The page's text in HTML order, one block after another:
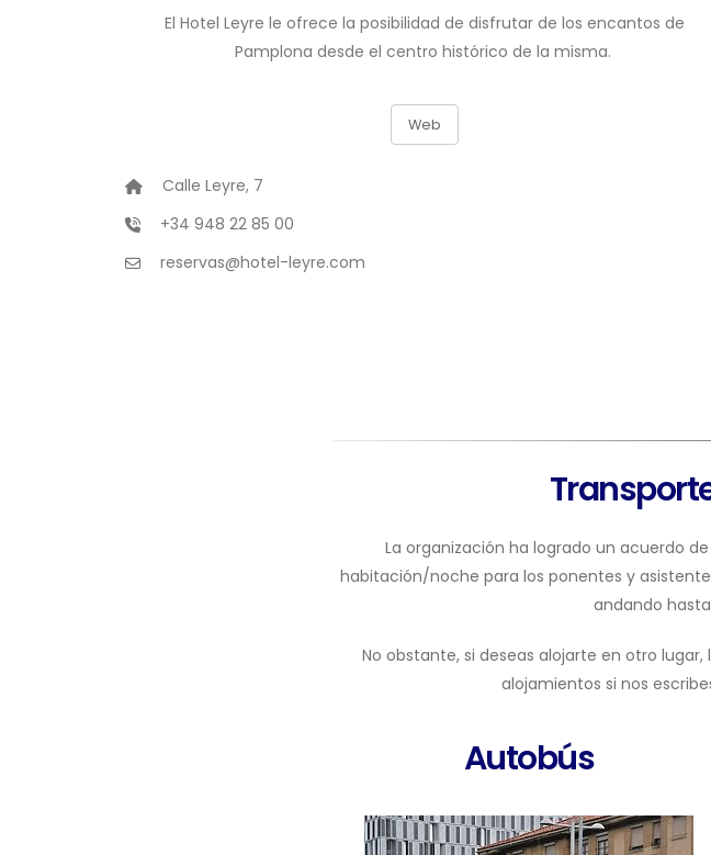
El Hotel Leyre le ofrece la posibilidad de disfrutar de los encantos de
Pamplona desde el centro histórico de la misma.
Web
Calle Leyre, 7
+34 948 22 85 00
reservas@hotel-leyre.com
La organización ha logrado un acuerdo
habitación/noche para los ponentes y
andando
No obstante, si deseas alojarte en otro
alojamientos si nos
Autobús